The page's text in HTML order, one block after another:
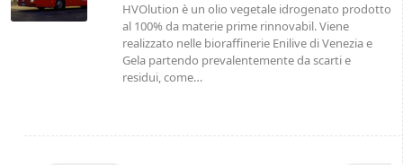
HVOlution è un olio vegetale idrogenato prodotto
al 100% da materie prime rinnovabil. Viene
realizzato nelle bioraffinerie Enilive di Venezia e
Gela partendo prevalentemente da scarti e
residui, come…